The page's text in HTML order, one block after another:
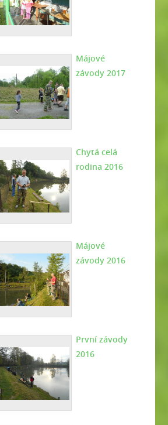
Májové
závody 2017
Chytá celá
rodina 2016
Májové
závody 2016
První závody
2016